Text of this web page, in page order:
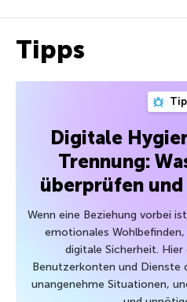
Tipps
Digitale
Trennung:
überprüfen
Wenn eine Beziehung vorbei
emotionales
digitale Sicherheit.
Benutzerkonten und Dienste
unangenehme Situationen,